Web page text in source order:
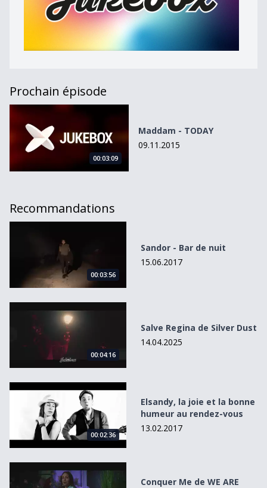
Prochain épisode
Maddam - TODAY
00:03:09
Maddam - TODAY
09.11.2015
Recommandations
00:03:56
Sandor - Bar de nuit
15.06.2017
Salve Regina de Silver Dust
00:04:16
Salve Regina de Silver Dust
14.04.2025
Elsandy, la joie et la bonne humeur au rendez-vous
00:02:36
Elsandy, la joie et la bonne
humeur au rendez-vous
13.02.2017
Conquer Me de WE ARE AVA
Conquer Me de WE ARE